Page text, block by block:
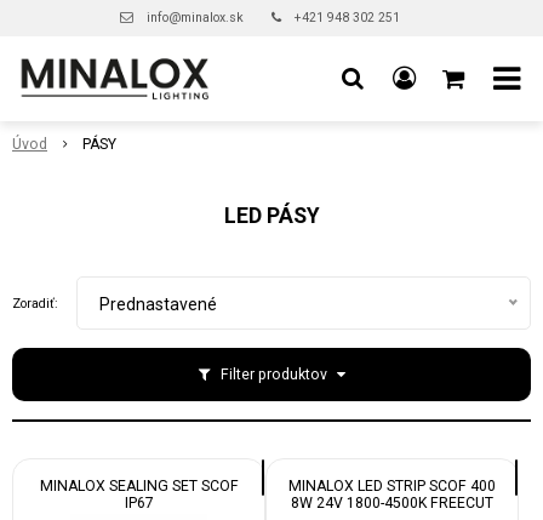
info@minalox.sk +421 948 302 251
Úvod PÁSY
LED PÁSY
Filter produktov
Zoradiť: Prednastavené
MINALOX SEALING SET SCOF
IP67
MINALOX LED STRIP SCOF 400
8W 24V 1800-4500K FREECUT